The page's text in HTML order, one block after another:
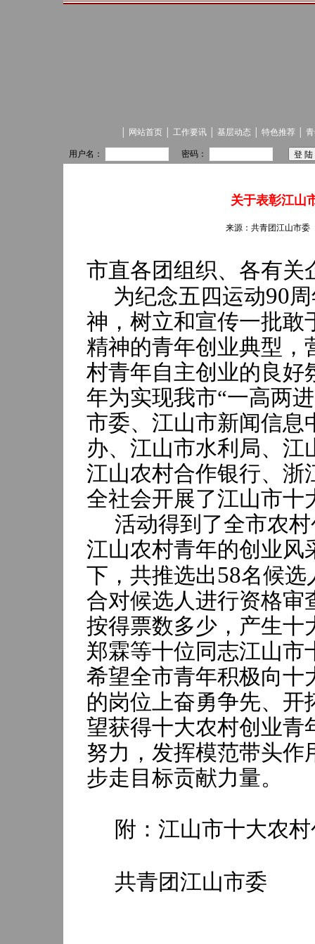
网站首页│ 工作要讯│ 基层动态 特色推荐│
用户名： 密码：
关于表彰江山
来源：共青团江山市
市直各团组织、各有关
为纪念五四运动90
神，树立和宣传一批敢
精神的青年创业典型，
村青年自主创业的良好
年为实现我市“一高两
市委、江山市新闻信息
办、江山市水利局、江
江山农村合作银行、浙
全社会开展了江山市十
活动得到了全市农
江山农村青年的创业风
下，共推选出58名候选
合对候选人进行资格审
按得票数多少，产生十
郑霖等十位同志江山市
希望全市青年积极向十
的岗位上奋勇争先、开
望获得十大农村创业青
努力，发挥模范带头作
步走目标贡献力量。
附：江山市十大农
共青团江山市委